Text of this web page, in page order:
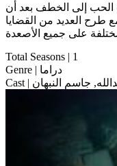
الحب إلى الخطف بعد أن
طرح العديد من القضايا
Total Seasons | 1
Genre
| دراما
Cast
جاسم النبهان